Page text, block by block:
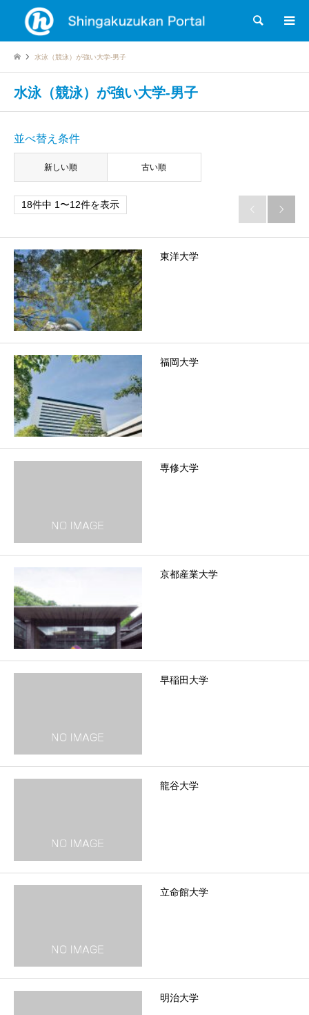
検索
水泳（競泳）が強い大学-男子
水泳（競泳）が強い大学-男子
並べ替え条件
新しい順 古い順
18件中 1〜12件を表示  
東洋大学
福岡大学
専修大学
京都産業大学
早稲田大学
龍谷大学
立命館大学
明治大学